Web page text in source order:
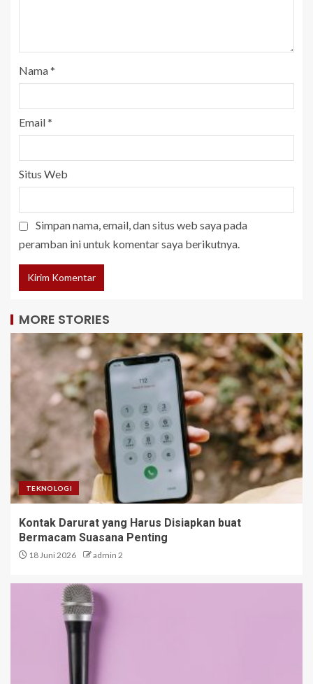
Nama*
Email*
Situs Web
Simpan nama, email, dan situs web saya pada
peramban ini untuk komentar saya berikutnya.
MORE STORIES
TEKNOLOGI
Kontak Darurat yang Harus Disiapkan buat
Bermacam Suasana Penting
18 Juni 2026 admin 2